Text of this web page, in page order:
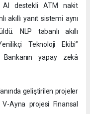
AI destekli ATM nakit
yanıt sistemi aynı
NLP tabanlı akıllı
Teknoloji Ekibi”
yapay zekâ
geliştirilen projeler
Ayna projesi Finansal